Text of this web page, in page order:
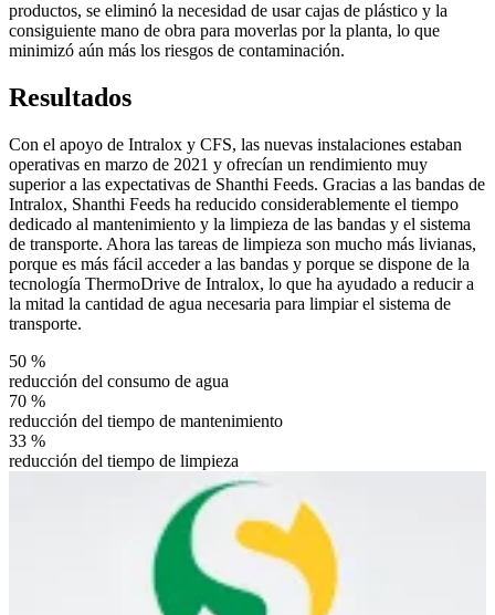
productos, se eliminó la necesidad de usar cajas de plástico y la
consiguiente mano de obra para moverlas por la planta, lo que
minimizó aún más los riesgos de contaminación.
Resultados
Con el apoyo de Intralox y CFS, las nuevas instalaciones estaban
operativas en marzo de 2021 y ofrecían un rendimiento muy
superior a las expectativas de Shanthi Feeds. Gracias a las bandas de
Intralox, Shanthi Feeds ha reducido considerablemente el tiempo
dedicado al mantenimiento y la limpieza de las bandas y el sistema
de transporte. Ahora las tareas de limpieza son mucho más livianas,
porque es más fácil acceder a las bandas y porque se dispone de la
tecnología ThermoDrive de Intralox, lo que ha ayudado a reducir a
la mitad la cantidad de agua necesaria para limpiar el sistema de
transporte.
50 %
reducción del consumo de agua
70 %
reducción del tiempo de mantenimiento
33 %
reducción del tiempo de limpieza